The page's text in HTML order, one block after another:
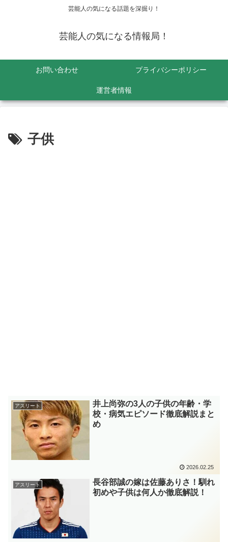
芸能人の気になる話題を深掘り！
芸能人の気になる情報局！
お問い合わせ プライバシーポリシー
運営者情報
子供
アスリート
井上尚弥の3人の子供の年齢・学
校・病気エピソード徹底解説まと
め
2026.02.25
アスリート
長谷部誠の嫁は佐藤ありさ！馴れ
初めや子供は何人か徹底解説！